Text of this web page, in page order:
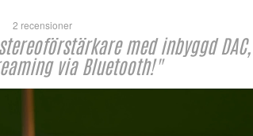
2 recensioner
med inbyggd
via Bluetooth!"